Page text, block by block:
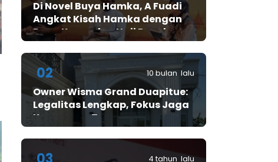
Di Novel Buya Hamka, A Fuadi
Angkat Kisah Hamka dengan
Bung Karno dan Haji Rasul
02 10 bulan lalu
Owner Wisma Grand Duapitue:
Legalitas Lengkap, Fokus Jaga
Keamanan Tamu
4 tahun lalu